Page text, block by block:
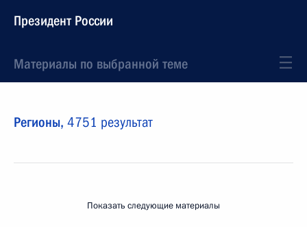
Президент России
Материалы по выбранной теме
Регионы, 4751 результат
Показать следующие материалы